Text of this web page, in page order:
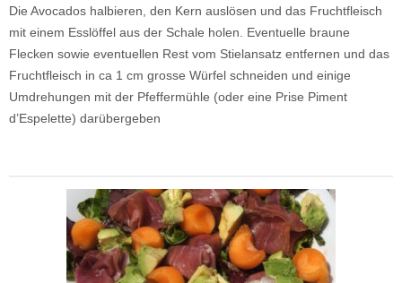
Die Avocados halbieren, den Kern auslösen und das Fruchtfleisch
mit einem Esslöffel aus der Schale holen. Eventuelle braune
Flecken sowie eventuellen Rest vom Stielansatz entfernen und das
Fruchtfleisch in ca 1 cm grosse Würfel schneiden und einige
Umdrehungen mit der Pfeffermühle (oder eine Prise Piment
d’Espelette) darübergeben